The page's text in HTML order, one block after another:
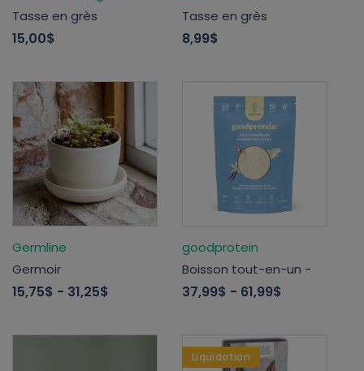
Tasse en grès
15,00$
Tasse en grès
8,99$
Germline
Germoir
15,75$ - 31,25$
goodprotein
Boisson tout-en-un -
37,99$ - 61,99$
Liquidation